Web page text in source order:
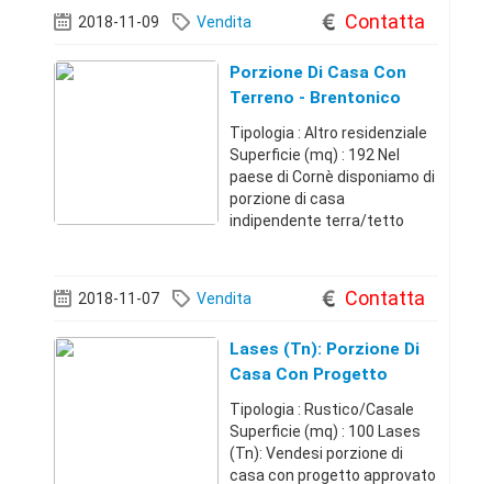
due appartamenti
indipendenti, rispettivamente
2018-11-09 Vendita Contatta
Porzione Di Casa Con
Terreno - Brentonico
(Trento)
Tipologia : Altro residenziale
Superficie (mq) : 192 Nel
paese di Cornè disponiamo di
porzione di casa
indipendente terra/tetto
abbisogna di un intervento di
ristrutturazione. Della
2018-11-07 Vendita Contatta
Lases (Tn): Porzione Di
Casa Con Progetto
Approvato
Tipologia : Rustico/Casale
Superficie (mq) : 100 Lases
(Tn): Vendesi porzione di
casa con progetto approvato